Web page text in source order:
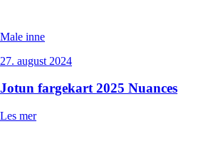
Male inne
27. august 2024
Jotun fargekart 2025 Nuances
Les mer